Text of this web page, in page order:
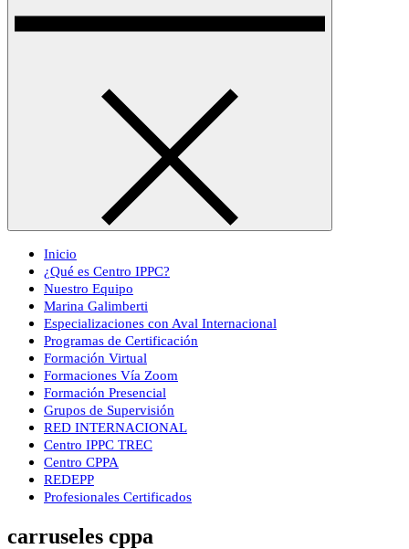
Inicio
¿Qué es Centro IPPC?
Nuestro Equipo
Marina Galimberti
Especializaciones con Aval Internacional
Programas de Certificación
Formación Virtual
Formaciones Vía Zoom
Formación Presencial
Grupos de Supervisión
RED INTERNACIONAL
Centro IPPC TREC
Centro CPPA
REDEPP
Profesionales Certificados
carruseles cppa